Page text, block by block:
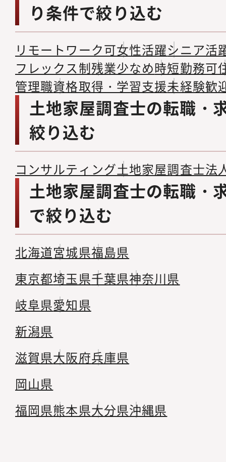
り条件で絞り込む
リモートワーク可女性活躍シニア活
フレックス制残業少なめ時短勤務可
管理職資格取得・学習支援未経験歓
土地家屋調査士の転職・
絞り込む
コンサルティング土地家屋調査士法
土地家屋調査士の転職・
で絞り込む
北海道宮城県福島県
東京都埼玉県千葉県神奈川県
岐阜県愛知県
新潟県
滋賀県大阪府兵庫県
岡山県
福岡県熊本県大分県沖縄県